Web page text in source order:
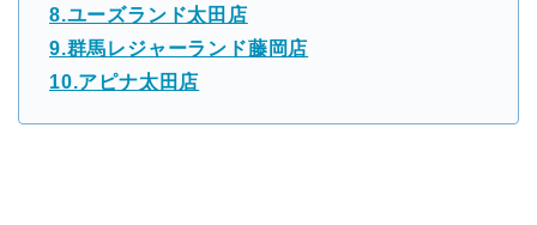
8.ユーズランド太田店
9.群馬レジャーランド藤岡店
10.アピナ太田店